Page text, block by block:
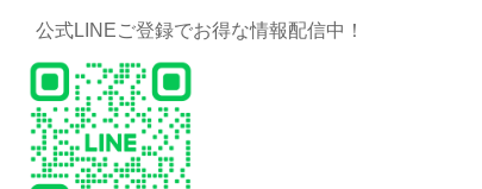
公式LINEご登録でお得な情報配信中！